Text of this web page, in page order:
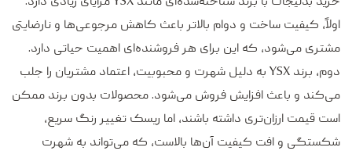
اولاً، کیفیت ساخت و دوام بالاتر باعث کاهش مرجوعی‌ها و نارضایتی
مشتری می‌شود، که این برای هر فروشنده‌ای اهمیت حیاتی دارد.
دوم، برند YSX به دلیل شهرت و محبوبیت، اعتماد مشتریان را جلب
می‌کند و باعث افزایش فروش می‌شود. محصولات بدون برند ممکن
است قیمت ارزان‌تری داشته باشند، اما ریسک تغییر رنگ سریع،
شکستگی و افت کیفیت آن‌ها بالاست، که می‌تواند به شهرت